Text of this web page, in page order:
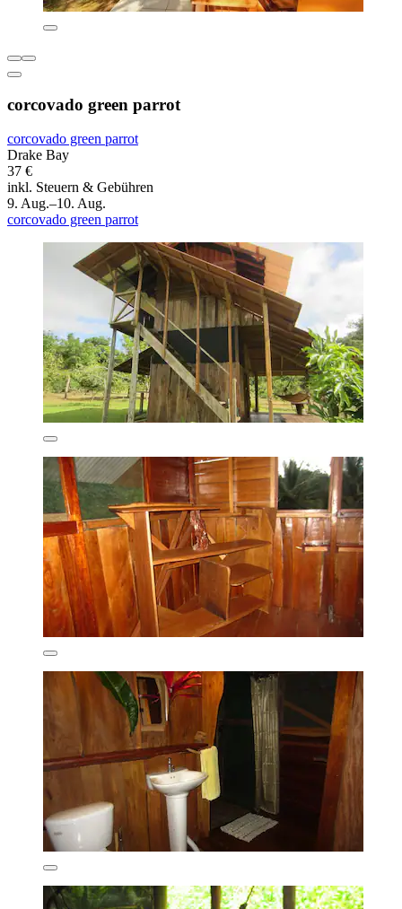
corcovado green parrot
corcovado green parrot
Drake Bay
37 €
inkl. Steuern & Gebühren
9. Aug.–10. Aug.
corcovado green parrot